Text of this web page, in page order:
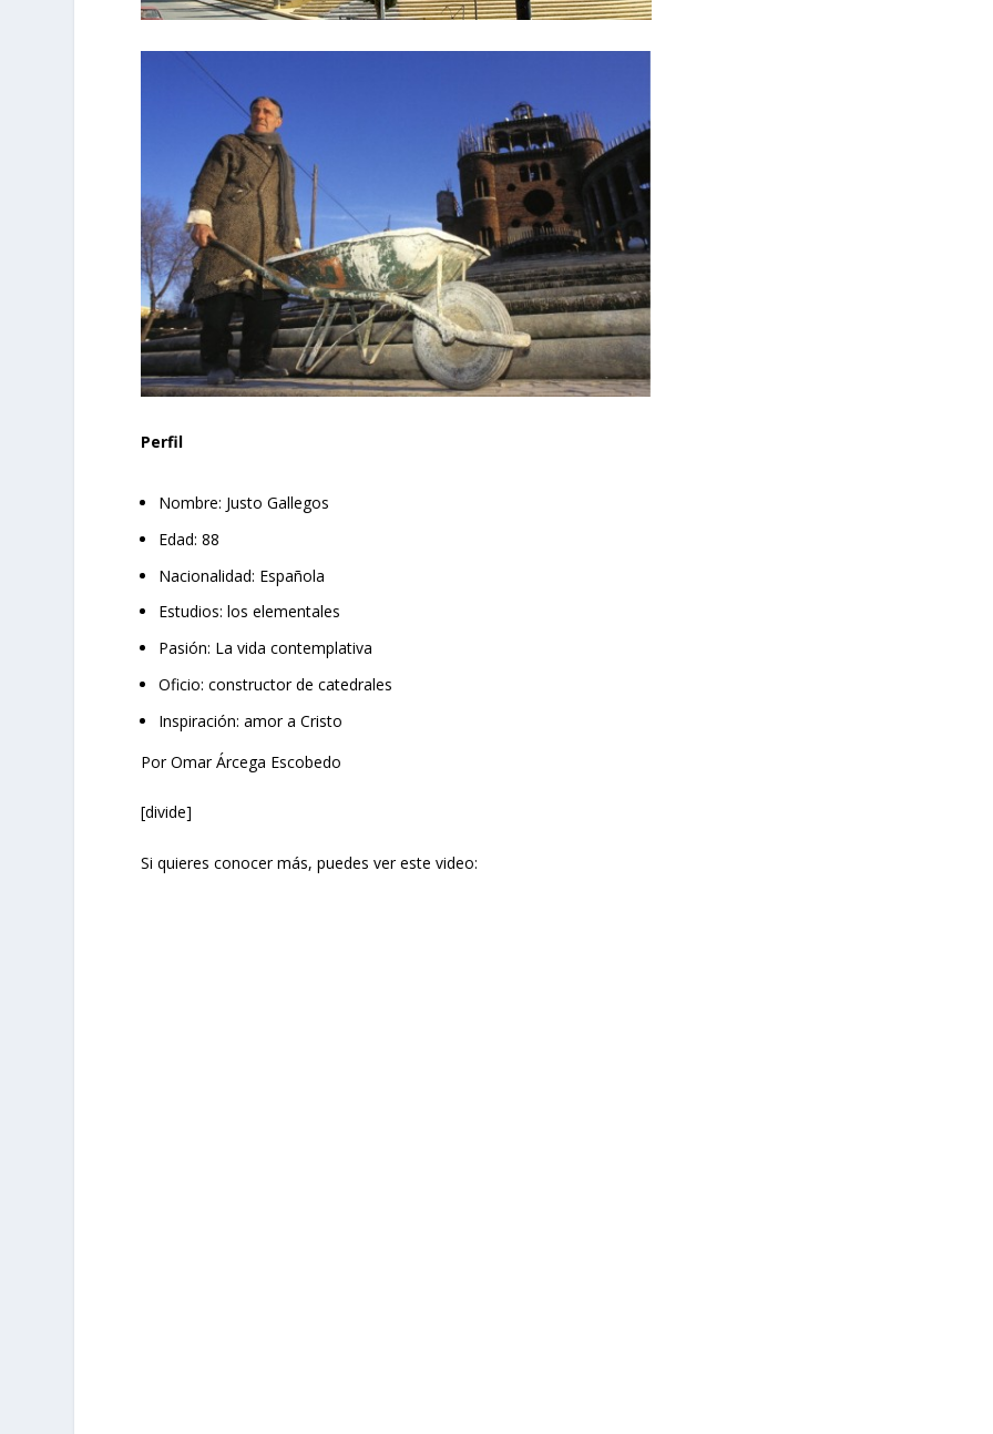
Perfil
Nombre: Justo Gallegos
Edad: 88
Nacionalidad: Española
Estudios: los elementales
Pasión: La vida contemplativa
Oficio: constructor de catedrales
Inspiración: amor a Cristo
Por Omar Árcega Escobedo
[divide]
Si quieres conocer más, puedes ver este video: